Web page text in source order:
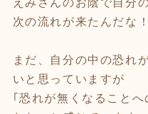
えみさんのお陰で自分
次の流れが来たんだな
まだ、自分の中の恐れ
いと思っていますが
｢恐れが無くなること